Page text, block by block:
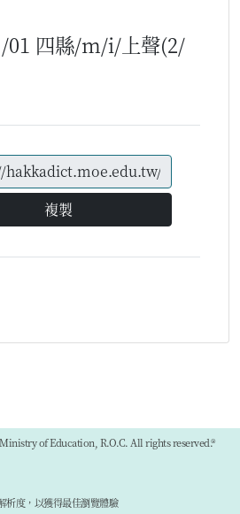
01 四縣/m/i/上聲(2/
複製
of Education, R.O.C. All rights reserved.®
析度，以獲得最佳瀏覽體驗